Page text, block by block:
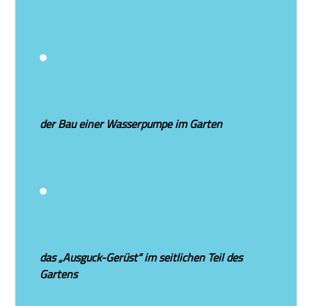
der Bau einer Wasserpumpe im Garten
das „Ausguck-Gerüst“ im seitlichen Teil des
Gartens